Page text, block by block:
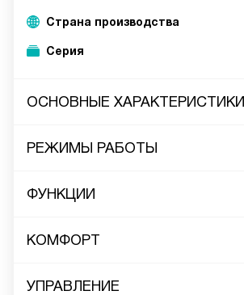
Страна производства
Серия
ОСНОВНЫЕ ХАРАКТЕРИСТИКИ
РЕЖИМЫ РАБОТЫ
ФУНКЦИИ
КОМФОРТ
УПРАВЛЕНИЕ